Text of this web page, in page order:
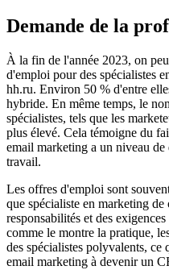
Demande de la
À la fin de l'année 2023, on
d'emploi pour des spécialistes
hh.ru. Environ 50 % d'entre
hybride. En même temps, le
spécialistes, tels que les
plus élevé. Cela témoigne du
email marketing a un niveau
travail.
Les offres d'emploi sont
que spécialiste en marketing
responsabilités et des
comme le montre la pratique,
des spécialistes polyvalents, ce
email marketing à devenir un